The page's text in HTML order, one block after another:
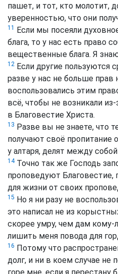
пашет, и тот, кто молотит,
уверенностью, что они
11 Если мы посеяли
блага, то у нас есть право
вещественные блага. Я
12 Если другие пользуются
разве у нас не больше прав
воспользовались этим
всё, чтобы не возникали
в Благовестие Христа.
13 Разве вы не знаете, что
получают своё пропитание
у алтаря, делят между
14Точно так же Господь
проповедуют Благовестие,
для жизни от своих
15 Но я ни разу не
это написал не из
скорее умру, чем дам
лишить меня повода для
16 Потому что
долг, и ни в коем случае не